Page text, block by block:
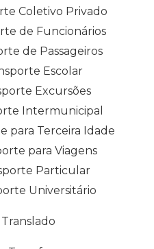
Coletivo Privado
de Funcionários
de Passageiros
Escolar
Excursões
Intermunicipal
para Terceira Idade
para Viagens
Particular
Universitário